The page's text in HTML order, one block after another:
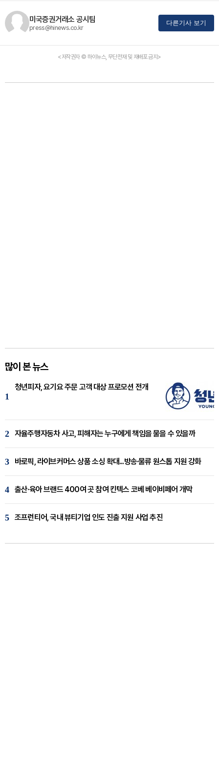
미국증권거래소 공시팀
press@hinews.co.kr
다른기사 보기
<저작권자 © 하이뉴스, 무단전재 및 재배포 금지>
많이 본 뉴스
1
청년피자, 요기요 주문 고객 대상 프로모션 전개
2 자율주행자동차 사고, 피해자는 누구에게 책임을 물을 수 있을까
3 바로픽, 라이브커머스 상품 소싱 확대...방송·물류 원스톱 지원 강화
4 출산·육아 브랜드 400여 곳 참여 킨텍스 코베 베이비페어 개막
5 조프런티어, 국내 뷰티기업 인도 진출 지원 사업 추진